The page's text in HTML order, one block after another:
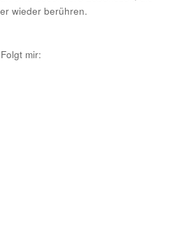
wieder berühren.
Folgt mir: